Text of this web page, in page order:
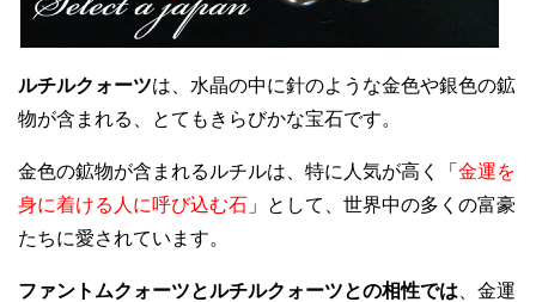
ルチルクォーツは、水晶の中に針のような金色や銀色の鉱
物が含まれる、とてもきらびかな宝石です。
金色の鉱物が含まれるルチルは、特に人気が高く「 金運を
身に着ける人に呼び込む石 」として、世界中の多くの富豪
たちに愛されています。
ファントムクォーツとルチルクォーツとの相性では 、金運